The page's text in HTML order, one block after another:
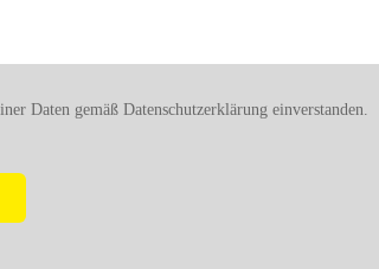
Daten gemäß Datenschutzerklärungeinverstanden.